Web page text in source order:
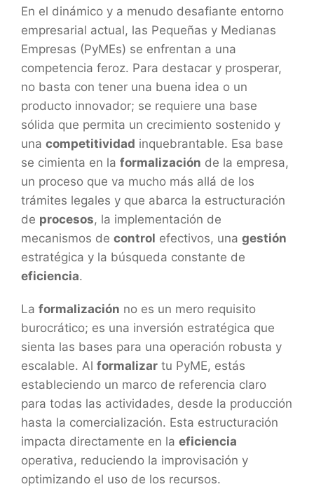
En el dinámico y a menudo desafiante entorno
empresarial actual, las Pequeñas y Medianas
Empresas (PyMEs) se enfrentan a una
competencia feroz. Para destacar y prosperar,
no basta con tener una buena idea o un
producto innovador; se requiere una base
sólida que permita un crecimiento sostenido y
una competitividad inquebrantable. Esa base
se cimienta en la formalización de la empresa,
un proceso que va mucho más allá de los
trámites legales y que abarca la estructuración
de procesos, la implementación de
mecanismos de control efectivos, una gestión
estratégica y la búsqueda constante de
eficiencia.
La formalización no es un mero requisito
burocrático; es una inversión estratégica que
sienta las bases para una operación robusta y
escalable. Al formalizar tu PyME, estás
estableciendo un marco de referencia claro
para todas las actividades, desde la producción
hasta la comercialización. Esta estructuración
impacta directamente en la eficiencia
operativa, reduciendo la improvisación y
optimizando el uso de los recursos.